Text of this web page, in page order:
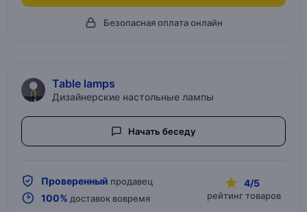
Безопасная оплата онлайн
Table lamps
Дизайнерские настольные лампы
Начать беседу
Проверенный продавец
100% доставок вовремя
4/5
рейтинг товаров